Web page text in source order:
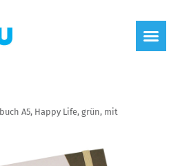
A5, Happy Life, grün, mit